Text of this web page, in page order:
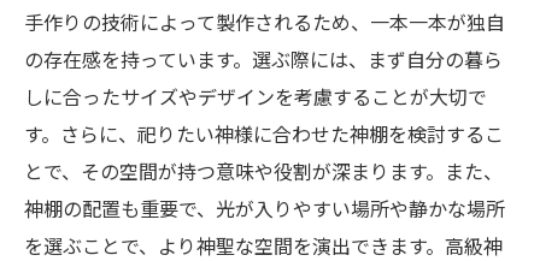
手作りの技術によって製作されるため、一本一本が独自
の存在感を持っています。選ぶ際には、まず自分の暮ら
しに合ったサイズやデザインを考慮することが大切で
す。さらに、祀りたい神様に合わせた神棚を検討するこ
とで、その空間が持つ意味や役割が深まります。また、
神棚の配置も重要で、光が入りやすい場所や静かな場所
を選ぶことで、より神聖な空間を演出できます。高級神